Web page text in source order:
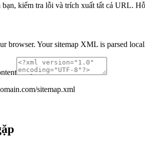
kiểm tra lỗi và trích xuất tất cả URL.
browser. Your sitemap XML is parsed
sitemap.xml